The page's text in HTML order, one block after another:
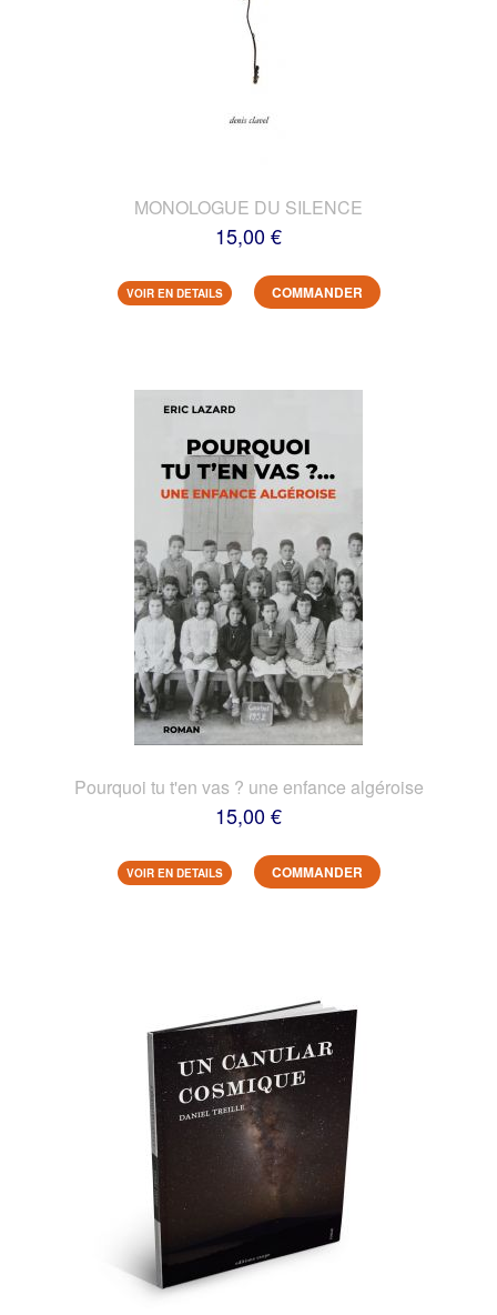
MONOLOGUE DU SILENCE
15,00 €
VOIR EN DETAILS COMMANDER
Pourquoi tu t'en vas ? une enfance algéroise
15,00 €
VOIR EN DETAILS COMMANDER